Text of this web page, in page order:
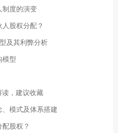
制度的演变
股权分配？
及其利弊分析
模型
，建议收藏
模式及体系搭建
股权？